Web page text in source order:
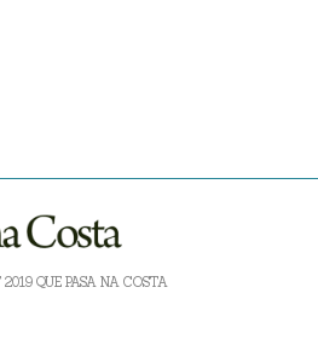
QUE PASA NA COSTA